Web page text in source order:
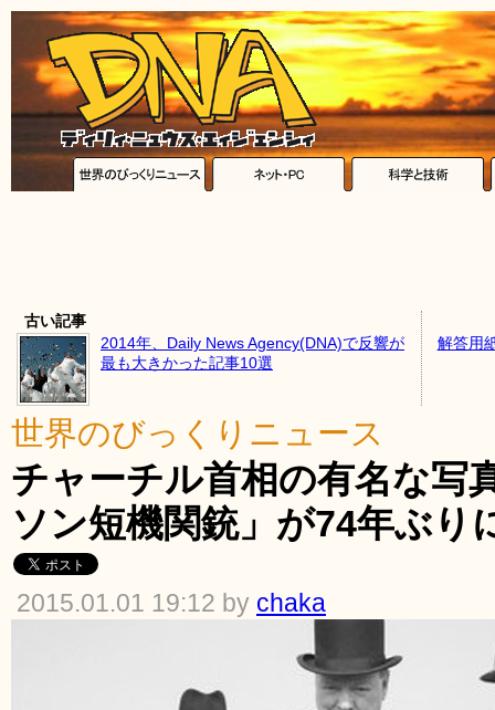
古い記事
2014年、Daily News Agency(DNA)で反響が
最も大きかった記事10選
解答用
世界のびっくりニュース
チャーチル首相の有名な写
ソン短機関銃」が74年ぶり
2015.01.01 19:12 by chaka